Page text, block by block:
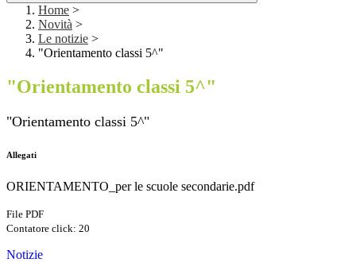
Home >
Novità >
Le notizie >
"Orientamento classi 5^"
"Orientamento classi 5^"
"Orientamento classi 5^"
Allegati
ORIENTAMENTO_per le scuole secondarie.pdf
File PDF
Contatore click: 20
Notizie